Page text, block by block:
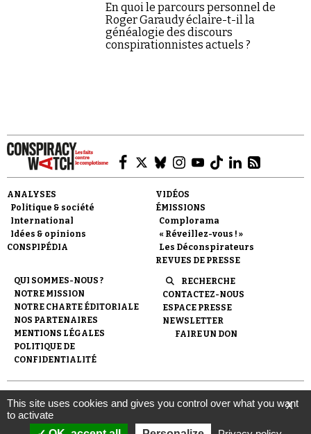
Demander à Vera
En quoi le parcours personnel de
Roger Garaudy éclaire-t-il la
généalogie des discours
conspirationnistes actuels ?
ANALYSES
Politique & société
International
Idées & opinions
CONSPIPÉDIA
VIDÉOS
ÉMISSIONS
Complorama
« Réveillez-vous ! »
Les Déconspirateurs
REVUES DE PRESSE
QUI SOMMES-NOUS ?
NOTRE MISSION
NOTRE CHARTE ÉDITORIALE
NOS PARTENAIRES
MENTIONS LÉGALES
POLITIQUE DE
CONFIDENTIALITÉ
RECHERCHE
CONTACTEZ-NOUS
ESPACE PRESSE
NEWSLETTER
FAIRE UN DON
© 2007- 2026 Conspiracy Watch | Une réalisation de
l'Observatoire du conspirationnisme (association loi de 1901) avec
le soutien de la Fondation pour la Mémoire de la Shoah.
X
This site uses cookies and gives you control over what you want
to activate